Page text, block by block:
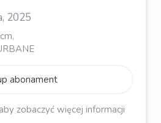
2025
abonament
zobaczyć więcej informacji